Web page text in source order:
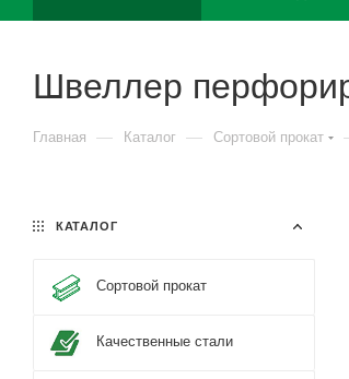
Швеллер
Главная — Каталог — Сортовой прокат
КАТАЛОГ
Сортовой прокат
Качественные стали